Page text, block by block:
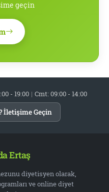
geçin
- 19:00 | Cmt: 09:00 - 14:00
İletişime Geçin
Ertaş
diyetisyen olarak,
ve online diyet